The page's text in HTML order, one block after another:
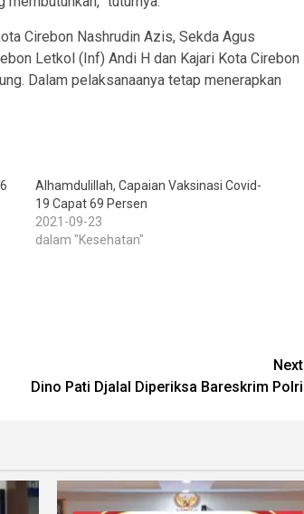
Cirebon Nashrudin Azis, Sekda Agus
Letkol (Inf) Andi H dan Kajari Kota Cirebon
Dalam pelaksanaanya tetap menerapkan
Alhamdulillah, Capaian Vaksinasi Covid-
19 Capat 69 Persen
2021-09-23
dalam "Kesehatan"
Next
Dino Pati Djalal Diperiksa Bareskrim Polri